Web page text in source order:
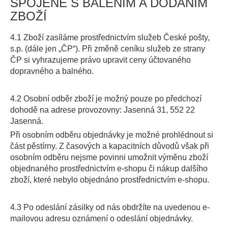
SPOJENÉ S BALENÍM A DODÁNÍM
ZBOŽÍ
4.1 Zboží zasíláme prostřednictvím služeb České pošty,
s.p. (dále jen „ČP“). Při změně ceníku služeb ze strany
ČP si vyhrazujeme právo upravit ceny účtovaného
dopravného a balného.
4.2 Osobní odběr zboží je možný pouze po předchozí
dohodě na adrese provozovny: Jasenná 31, 552 22
Jasenná.
Při osobním odběru objednávky je možné prohlédnout si
část pěstírny. Z časových a kapacitních důvodů však při
osobním odběru nejsme povinni umožnit výměnu zboží
objednaného prostřednictvím e-shopu či nákup dalšího
zboží, které nebylo objednáno prostřednictvím e-shopu.
4.3 Po odeslání zásilky od nás obdržíte na uvedenou e-
mailovou adresu oznámení o odeslání objednávky.